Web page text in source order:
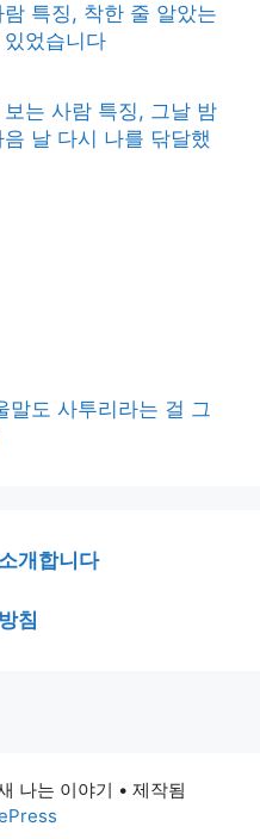
특징, 착한 줄 알았는
었습니다
는 사람 특징, 그날 밤
날 다시 나를 닦달했
말도 사투리라는 걸 그
개합니다
침
나는 이야기 • 제작됨